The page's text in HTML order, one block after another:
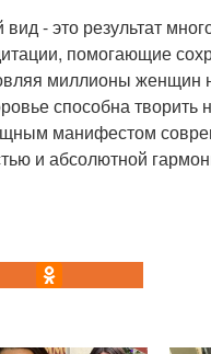
- это результат
помогающие
миллионы женщин
способна
манифестом
и абсолютной